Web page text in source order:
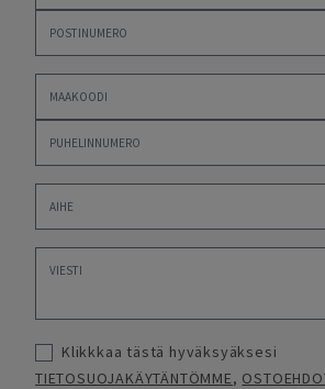
Klikkkaa tästä hyväksyäksesi
TIETOSUOJAKÄYTÄNTÖMME,